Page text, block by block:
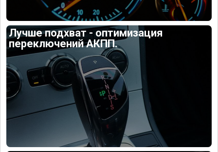
Лучше подхват - оптимизация
переключений АКПП.